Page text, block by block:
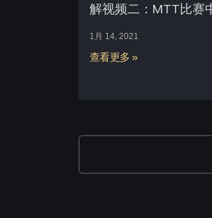
解视频二：MTT比赛
1月 14, 2021
查看更多 »